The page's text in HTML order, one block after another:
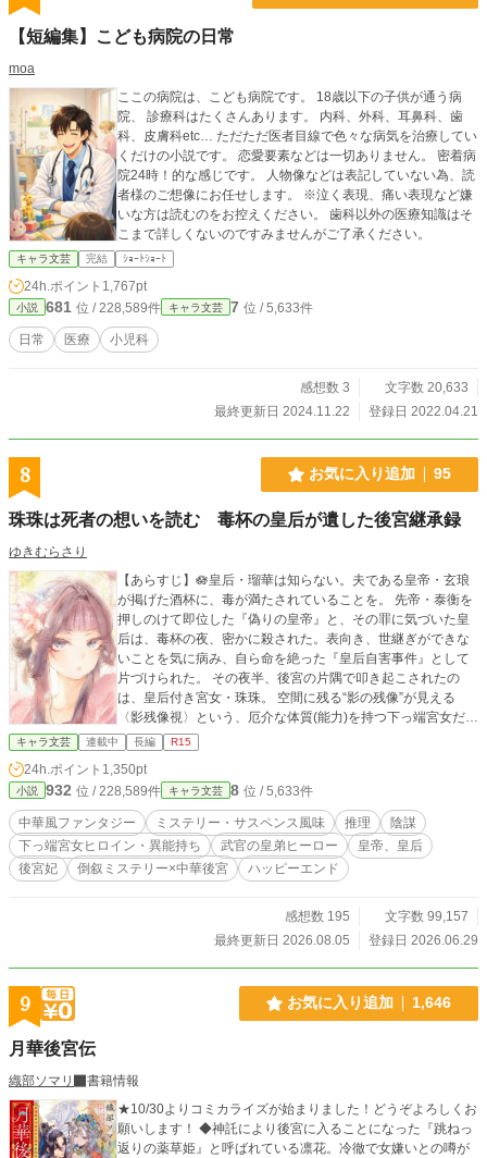
【短編集】こども病院の日常
moa
ここの病院は、こども病院です。 18歳以下の子供が通う病
院、 診療科はたくさんあります。 内科、外科、耳鼻科、歯
科、皮膚科etc… ただただ医者目線で色々な病気を治療してい
くだけの小説です。 恋愛要素などは一切ありません。 密着病
院24時！的な感じです。 人物像などは表記していない為、読
者様のご想像にお任せします。 ※泣く表現、痛い表現など嫌
いな方は読むのをお控えください。 歯科以外の医療知識はそ
こまで詳しくないのですみませんがご了承ください。
キャラ文芸 完結 ｼｮｰﾄｼｮｰﾄ
24h.ポイント 1,767pt
小説 681 位 / 228,589件 キャラ文芸 7 位 / 5,633件
日常 医療 小児科
感想数 3
文字数 20,633
最終更新日 2024.11.22
登録日 2022.04.21
8 お気に入り追加 95
珠珠は死者の想いを読む 毒杯の皇后が遺した後宮継承録
ゆきむらさり
【あらすじ】🪷皇后・瑠華は知らない。夫である皇帝・玄琅
が掲げた酒杯に、毒が満たされていることを。 先帝・泰衡を
押しのけて即位した『偽りの皇帝』と、その罪に気づいた皇
后は、毒杯の夜、密かに殺された。表向き、世継ぎができな
いことを気に病み、自ら命を絶った『皇后自害事件』として
片づけられた。 その夜半、後宮の片隅で叩き起こされたの
は、皇后付き宮女・珠珠。 空間に残る“影の残像”が見える
〈影残像視〉という、厄介な体質(能力)を持つ下っ端宮女だ。
自殺にしては不自然な皇后の寝所で、珠珠は“背の高い影”と、
戸口ではない“どこかへ消える痕跡”を、見る。 『皇后自害』
の筋書きに、ひびを入れるには十分な違和感だった。 下っ端
宮女・珠珠のささやき(ぼやき多め)は、やがて禁軍司を率いる
皇弟・靖衡(靖王)の耳に届く。ただ、平穏に暮らしたいだけの
珠珠は、皇弟の「目」として使われることになり、『偽りの
皇帝』の罪へと否応なく巻き込まれていく。 🪷 皇弟・靖王
の“目”を任された下っ端女官・珠珠が、「下働きの目」とぼや
抜いていく倒叙ミステリー。 ✴️設定などは独自の世界観でご
都合主義。あくまでも妄想の産物となります。 ✴️中華風では
ありますが、あくまでも“風”なので名前は日本語の読みのまま
でいかせて頂きます。 ✴️想像による中華風物語の為、史実と
は全く関係はありません。 ✴️本作イラストは全て娘作品にな
目的での利用を禁じます。
キャラ文芸 連載中 長編 R15
24h.ポイント 1,350pt
小説 932 位 / 228,589件 キャラ文芸 8 位 / 5,633件
中華風ファンタジー ミステリー・サスペンス風味 推理
陰謀
下っ端宮女ヒロイン・異能持ち
武官の皇弟ヒーロー
皇帝、皇后
後宮妃
倒叙ミステリー×中華後宮 ハッピーエンド
感想数 195
文字数 99,157
最終更新日 2026.08.05
登録日 2026.06.29
9 お気に入り追加 1,646
月華後宮伝
織部ソマリ
書籍情報
★10/30よりコミカライズが始まりました！どうぞよろしくお
願いします！ ◆神託により後宮に入ることになった『跳ねっ
返りの薬草姫』と呼ばれている凛花。冷徹で女嫌いとの噂が